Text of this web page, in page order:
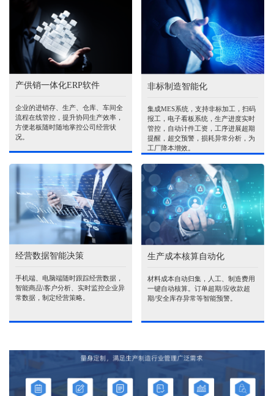
产供销一体化ERP软件
企业的进销存、生产、仓库、车间全
流程在线管控，提升协同生产效率，
方便老板随时随地掌控公司经营状
况。
非标制造智能化
集成MES系统，支持非标加工，扫码
报工，电子看板系统，生产进度实时
管控，自动计件工资，工序进展超期
提醒，超交预警，损耗异常分析，为
工厂降本增效。
经营数据智能决策
手机端、电脑端随时跟踪经营数据，
智能商品\客户分析、实时监控企业异
常数据，制定经营策略。
生产成本核算自动化
材料成本自动归集，人工、制造费用
一键自动核算。订单超期/应收款超
期/安全库存异常等智能预警。